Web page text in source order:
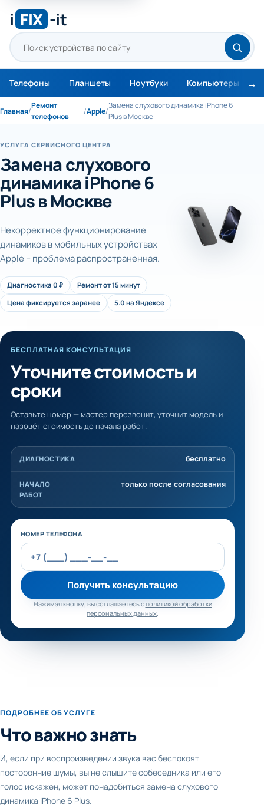
i FIX -it
Телефоны Планшеты Ноутбуки Компьютеры
Главная/
Ремонт
телефонов
/Apple/
Замена слухового динамика iPhone 6
Plus в Москве
УСЛУГА СЕРВИСНОГО ЦЕНТРА
Замена слухового
динамика iPhone 6
Plus в Москве
Некорректное функционирование
динамиков в мобильных устройствах
Apple – проблема распространенная.
Диагностика 0 ₽
Ремонт от 15 минут
Цена фиксируется заранее
5.0 на Яндексе
БЕСПЛАТНАЯ КОНСУЛЬТАЦИЯ
Уточните стоимость и
сроки
Оставьте номер — мастер перезвонит, уточнит модель и
назовёт стоимость до начала работ.
ДИАГНОСТИКА бесплатно
НАЧАЛО
РАБОТ
только после согласования
Не заполняйте это поле
НОМЕР ТЕЛЕФОНА
Получить консультацию
Нажимая кнопку, вы соглашаетесь сполитикой обработки
персональных данных.
ПОДРОБНЕЕ ОБ УСЛУГЕ
Что важно знать
И, если при воспроизведении звука вас беспокоят
посторонние шумы, вы не слышите собеседника или его
голос искажен, может понадобиться замена слухового
динамика iPhone 6 Plus.